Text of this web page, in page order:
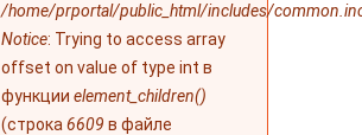
/home/prportal/public_html/includes/
Notice: Trying to access array
offset on value of type int в
функции element_children()
(строка 6609 в файле